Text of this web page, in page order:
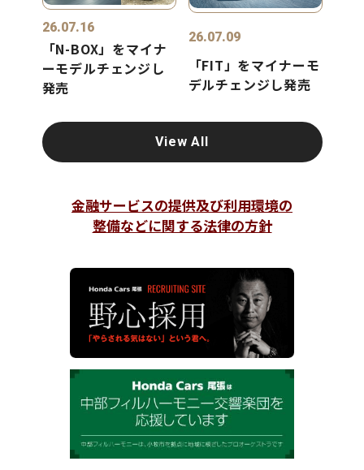
26.07.16
「N-BOX」をマイナ
ーモデルチェンジし
発売
26.07.09
「FIT」をマイナーモ
デルチェンジし発売
View All
金融サービスの提供及び利用環境の
整備などに関する法律の方針